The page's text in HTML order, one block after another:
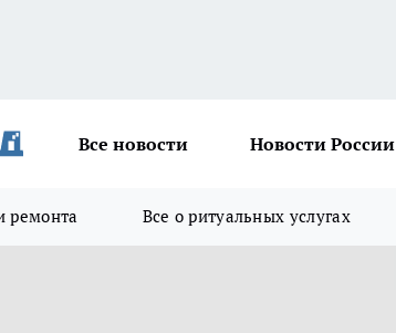
Все новости Новости России
ремонта Все о ритуальных услугах